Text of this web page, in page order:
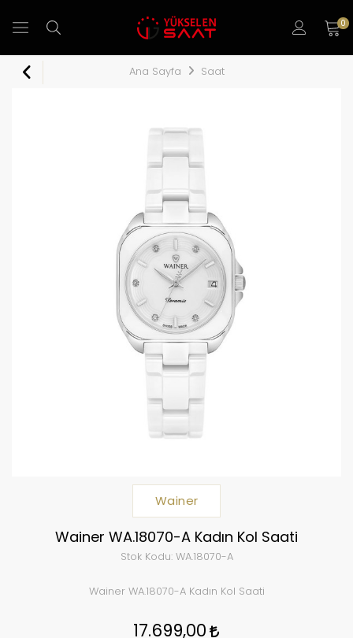
0
Ana Sayfa Saat
Wainer
Wainer WA.18070-A Kadın Kol Saati
Stok Kodu:WA.18070-A
Wainer WA.18070-A Kadın Kol Saati
17.699,00